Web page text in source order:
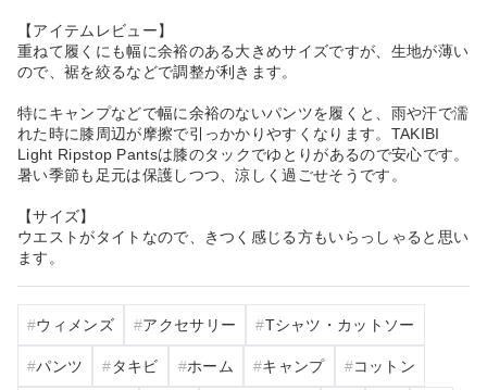
【アイテムレビュー】
重ねて履くにも幅に余裕のある大きめサイズですが、生地が薄い
ので、裾を絞るなどで調整が利きます。
特にキャンプなどで幅に余裕のないパンツを履くと、雨や汗で濡
れた時に膝周辺が摩擦で引っかかりやすくなります。TAKIBI
Light Ripstop Pantsは膝のタックでゆとりがあるので安心です。
暑い季節も足元は保護しつつ、涼しく過ごせそうです。
【サイズ】
ウエストがタイトなので、きつく感じる方もいらっしゃると思い
ます。
ウィメンズ アクセサリー Tシャツ・カットソー
パンツ タキビ ホーム キャンプ コットン